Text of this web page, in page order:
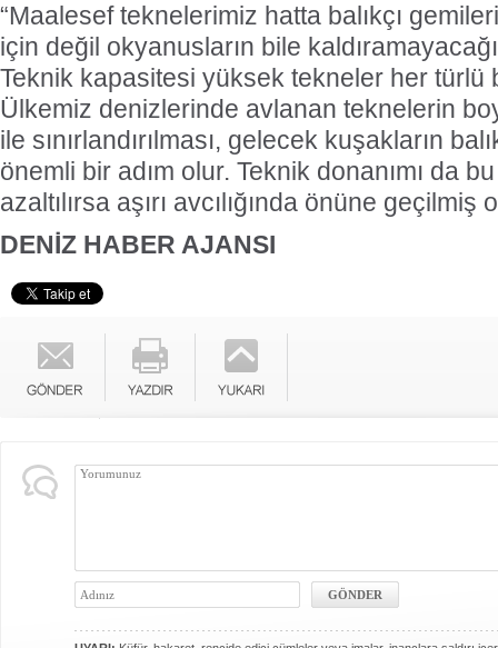
“Maalesef teknelerimiz hatta balıkçı
için değil okyanusların bile
Teknik kapasitesi yüksek tekneler her türlü
Ülkemiz denizlerinde avlanan teknelerin
ile sınırlandırılması, gelecek kuşakların
önemli bir adım olur. Teknik donanımı da
azaltılırsa aşırı avcılığında önüne geçilmiş
DENİZ HABER AJANSI